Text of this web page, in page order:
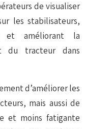
de visualiser
les stabilisateurs,
et améliorant la
du tracteur dans
d’améliorer les
mais aussi de
et moins fatigante